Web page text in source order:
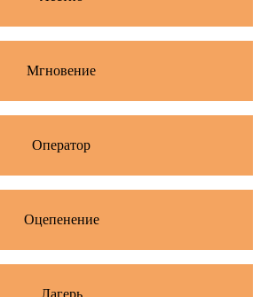
Мгновение
Оператор
Оцепенение